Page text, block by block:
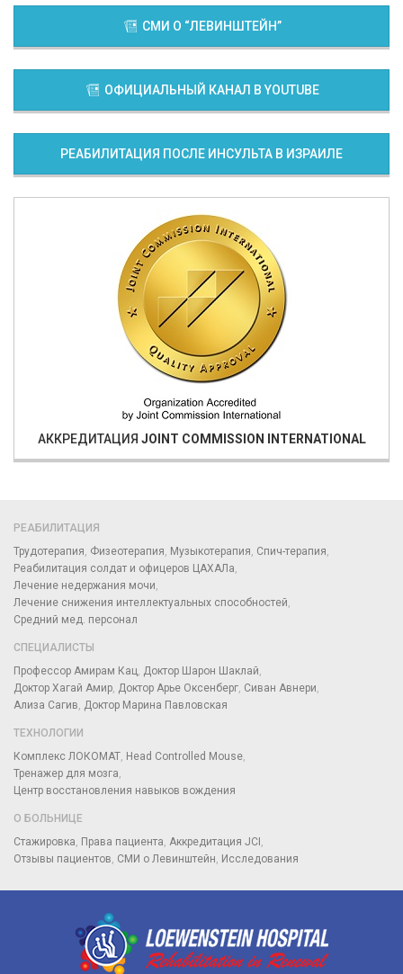
СМИ О “ЛЕВИНШТЕЙН”
ОФИЦИАЛЬНЫЙ КАНАЛ В YOUTUBE
РЕАБИЛИТАЦИЯ ПОСЛЕ ИНСУЛЬТА В ИЗРАИЛЕ
АККРЕДИТАЦИЯ JOINT COMMISSION INTERNATIONAL
РЕАБИЛИТАЦИЯ
Трудотерапия Физеотерапия Музыкотерапия Спич-терапия
Реабилитация солдат и офицеров ЦАХАЛа
Лечение недержания мочи
Лечение снижения интеллектуальных способностей
Средний мед. персонал
СПЕЦИАЛИСТЫ
Профессор Амирам Кац Доктор Шарон Шаклай
Доктор Хагай Амир Доктор Арье Оксенберг Сиван Авнери
Ализа Сагив Доктор Марина Павловская
ТЕХНОЛОГИИ
Комплекс ЛОКОМАТ Head Controlled Mouse
Тренажер для мозга
Центр восстановления навыков вождения
О БОЛЬНИЦЕ
Стажировка
Права пациента Аккредитация JCI
Отзывы пациентов СМИ о Левинштейн Исследования